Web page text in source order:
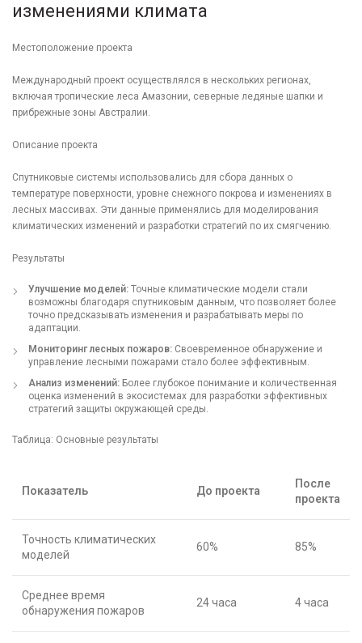
изменениями климата
Местоположение проекта
Международный проект осуществлялся в нескольких регионах,
включая тропические леса Амазонии, северные ледяные шапки и
прибрежные зоны Австралии.
Описание проекта
Спутниковые системы использовались для сбора данных о
температуре поверхности, уровне снежного покрова и изменениях в
лесных массивах. Эти данные применялись для моделирования
климатических изменений и разработки стратегий по их смягчению.
Результаты
Улучшение моделей: Точные климатические модели стали
возможны благодаря спутниковым данным, что позволяет более
точно предсказывать изменения и разрабатывать меры по
адаптации.
Мониторинг лесных пожаров: Своевременное обнаружение и
управление лесными пожарами стало более эффективным.
Анализ изменений: Более глубокое понимание и количественная
оценка изменений в экосистемах для разработки эффективных
стратегий защиты окружающей среды.
Таблица: Основные результаты
Показатель До проекта
После
проекта
Точность климатических
моделей
60% 85%
Среднее время
обнаружения пожаров
24 часа 4 часа